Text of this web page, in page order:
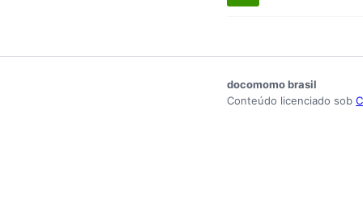
docomomo brasil
Conteúdo licenciado sob